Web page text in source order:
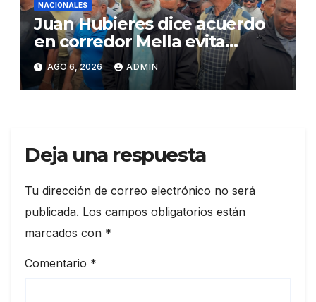
NACIONALES
Juan Hubieres dice acuerdo
en corredor Mella evita
conflictos innecesarios
AGO 6, 2026 ADMIN
Deja una respuesta
Tu dirección de correo electrónico no será
publicada. Los campos obligatorios están
marcados con *
Comentario *